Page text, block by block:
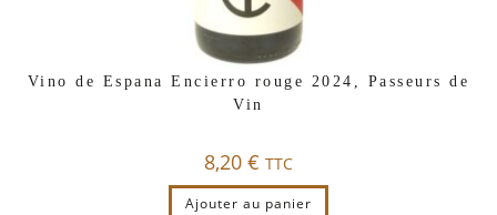
Vino de Espana Encierro rouge 2024, Passeurs de
Vin
8,20 € TTC
Ajouter au panier